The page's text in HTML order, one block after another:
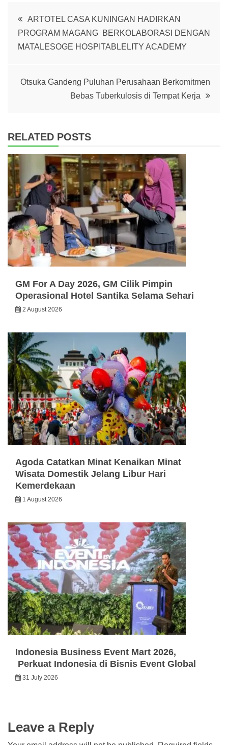
Post
navigation
ARTOTEL CASA KUNINGAN HADIRKAN
PROGRAM MAGANG BERKOLABORASI DENGAN
MATALESOGE HOSPITABLELITY ACADEMY
Otsuka Gandeng Puluhan Perusahaan Berkomitmen
Bebas Tuberkulosis di Tempat Kerja
RELATED POSTS
GM For A Day 2026, GM Cilik Pimpin
Operasional Hotel Santika Selama Sehari
2 August 2026
Agoda Catatkan Minat Kenaikan Minat
Wisata Domestik Jelang Libur Hari
Kemerdekaan
1 August 2026
Indonesia Business Event Mart 2026,
Perkuat Indonesia di Bisnis Event Global
31 July 2026
Leave a Reply